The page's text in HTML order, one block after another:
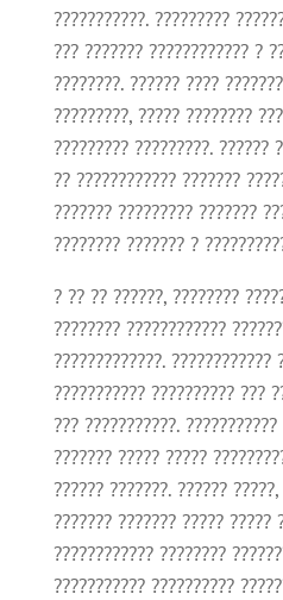
???????????. ?????????
??? ??????? ???????????? ?
????????. ?????? ????
?????????, ????? ????????
????????? ?????????. ??????
?? ???????????? ???????
??????? ????????? ???????
???????? ??????? ?
? ?? ?? ??????, ????????
???????? ????????????
?????????????. ????????????
??????????? ?????????? ???
??? ???????????.
??????? ????? ?????
?????? ???????. ??????
??????? ??????? ????? ?????
???????????? ????????
??????????? ??????????